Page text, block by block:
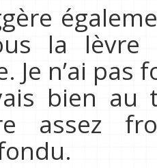
la
Je n’ai pas
bien au
assez